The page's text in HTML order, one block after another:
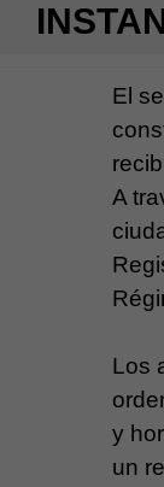
El
A
Los
y
un